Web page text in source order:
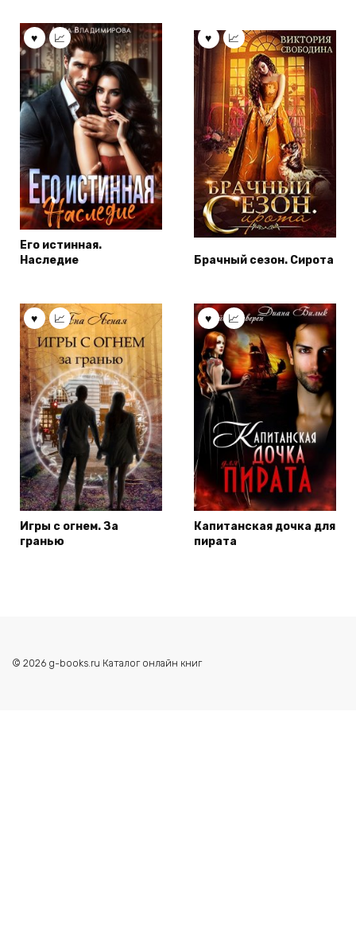
Его истинная.
Наследие
Брачный сезон. Сирота
Игры с огнем. За
гранью
Капитанская дочка для
пирата
© 2026 g-books.ru Каталог онлайн книг